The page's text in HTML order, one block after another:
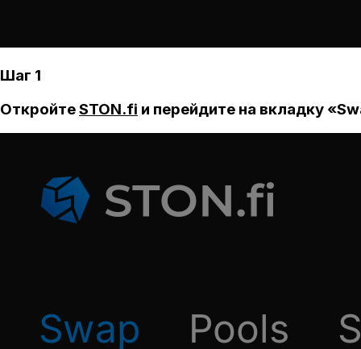
Шаг 1
ОткройтеSTON.fi и перейдите на вкладку